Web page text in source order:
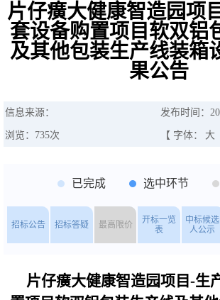
片仔癀大健康智造园项
套设备购置项目软双铝
及其他包装生产线装箱
果公告
信息来源： 发布时间：
浏览： 735次 【 字体： 大
已完成 选中环节
招标公告 招标答疑 最高限价
开标一览
表
中标候选
人公示
片仔癀大健康智造园项目 -生